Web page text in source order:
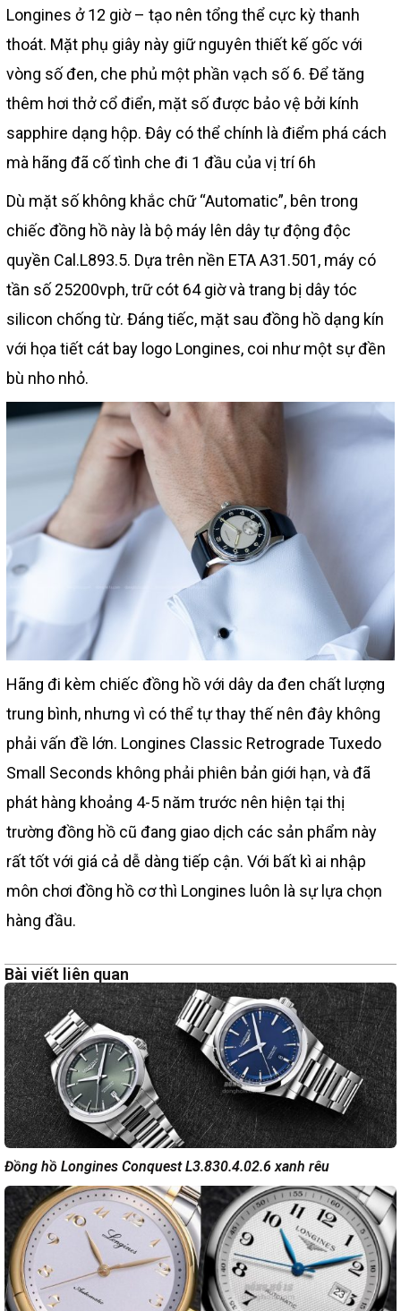
Longines ở 12 giờ – tạo nên tổng thể cực kỳ thanh
thoát. Mặt phụ giây này giữ nguyên thiết kế gốc với
vòng số đen, che phủ một phần vạch số 6. Để tăng
thêm hơi thở cổ điển, mặt số được bảo vệ bởi kính
sapphire dạng hộp. Đây có thể chính là điểm phá cách
mà hãng đã cố tình che đi 1 đầu của vị trí 6h
Dù mặt số không khắc chữ “Automatic”, bên trong
chiếc đồng hồ này là bộ máy lên dây tự động độc
quyền Cal.L893.5. Dựa trên nền ETA A31.501, máy có
tần số 25200vph, trữ cót 64 giờ và trang bị dây tóc
silicon chống từ. Đáng tiếc, mặt sau đồng hồ dạng kín
với họa tiết cát bay logo Longines, coi như một sự đền
bù nho nhỏ.
Hãng đi kèm chiếc đồng hồ với dây da đen chất lượng
trung bình, nhưng vì có thể tự thay thế nên đây không
phải vấn đề lớn. Longines Classic Retrograde Tuxedo
Small Seconds không phải phiên bản giới hạn, và đã
phát hàng khoảng 4-5 năm trước nên hiện tại thị
trường đồng hồ cũ đang giao dịch các sản phẩm này
rất tốt với giá cả dễ dàng tiếp cận. Với bất kì ai nhập
môn chơi đồng hồ cơ thì Longines luôn là sự lựa chọn
hàng đầu.
Bài viết liên quan
Đồng hồ Longines Conquest L3.830.4.02.6 xanh rêu